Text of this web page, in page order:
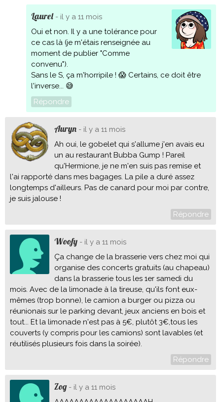
Laurel- il y a 11 mois
Oui et non. Il y a une tolérance pour
ce cas là (je m'étais renseignée au
moment de publier "Comme
convenu").
Sans le S, ça m'horripile ! 😱 Certains, ce doit être
l'inverse... 😅
Répondre
Auryn - il y a 11 mois
Ah oui, le gobelet qui s'allume j'en avais eu
un au restaurant Bubba Gump ! Pareil
qu'Hermione, je ne m'en suis pas remise et
l'ai rapporté dans mes bagages. La pile a duré assez
longtemps d'ailleurs. Pas de canard pour moi par contre,
je suis jalouse !
Répondre
Woofy - il y a 11 mois
Ça change de la brasserie vers chez moi qui
organise des concerts gratuits (au chapeau)
dans la brasserie tous les 1er samedi du
mois. Avec de la limonade à la tireuse, qu'ils font eux-
mêmes (trop bonne), le camion a burger ou pizza ou
réunionais sur le parking devant, jeux anciens en bois et
tout... Et la limonade n'est pas à 5€, plutôt 3€,tous les
couverts (y compris pour les camions) sont lavables (et
réutilisés plusieurs fois dans la soirée).
Répondre
Zog- il y a 11 mois